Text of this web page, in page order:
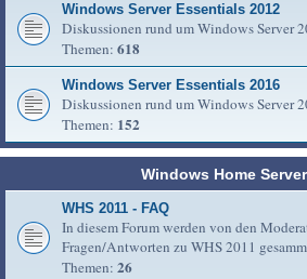
Windows Server Essentials 2012
Diskussionen rund um Windows Server
Themen: 618
Windows Server Essentials 2016
Diskussionen rund um Windows Server
Themen: 152
Windows Home
WHS 2011 - FAQ
In diesem Forum werden von den
Fragen/Antworten zu WHS 2011
Themen: 26